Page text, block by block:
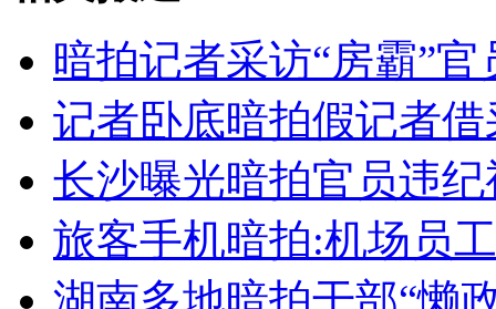
女孩北京地铁殴打老人 痛下狠手拳打脚踢
无痛分娩是否安全 医生回应
外交部：反对强权政治霸凌主义
外交部：有关国家言论片面不公正
暗拍记者采访“房霸”
记者卧底暗拍假记者
长沙曝光暗拍官员违
旅客手机暗拍:机场员
湖南多地暗拍干部“懒